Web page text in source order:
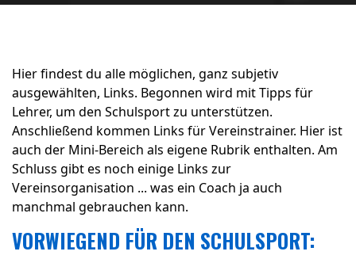
Hier findest du alle möglichen, ganz subjetiv
ausgewählten, Links. Begonnen wird mit Tipps für
Lehrer, um den Schulsport zu unterstützen.
Anschließend kommen Links für Vereinstrainer. Hier ist
auch der Mini-Bereich als eigene Rubrik enthalten. Am
Schluss gibt es noch einige Links zur
Vereinsorganisation ... was ein Coach ja auch
manchmal gebrauchen kann.
VORWIEGEND FÜR DEN SCHULSPORT: